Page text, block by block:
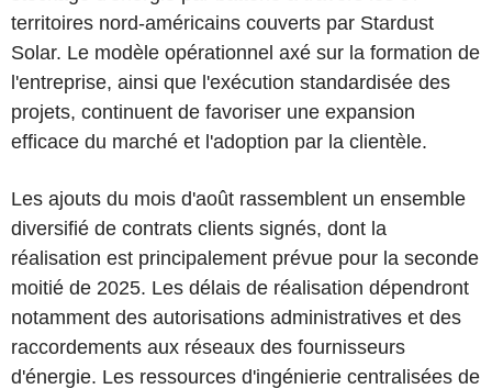
territoires nord-américains couverts par Stardust
Solar. Le modèle opérationnel axé sur la formation de
l'entreprise, ainsi que l'exécution standardisée des
projets, continuent de favoriser une expansion
efficace du marché et l'adoption par la clientèle.
Les ajouts du mois d'août rassemblent un ensemble
diversifié de contrats clients signés, dont la
réalisation est principalement prévue pour la seconde
moitié de 2025. Les délais de réalisation dépendront
notamment des autorisations administratives et des
raccordements aux réseaux des fournisseurs
d'énergie. Les ressources d'ingénierie centralisées de